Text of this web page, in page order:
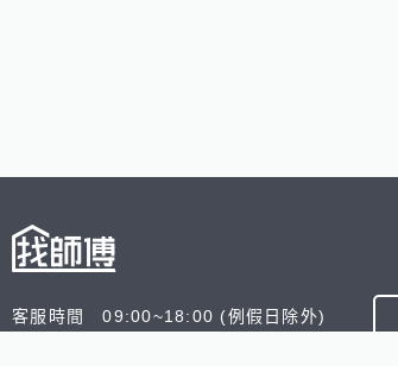
客服時間 09:00~18:00 (例假日除外)